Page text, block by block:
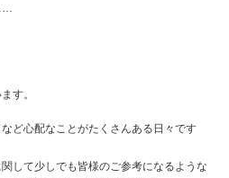
す。
ど心配なことがたくさんある日々です
して少しでも皆様のご参考になるような